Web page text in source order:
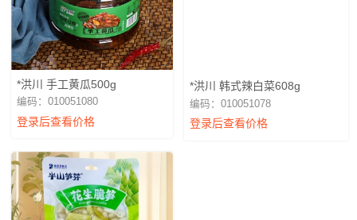
*洪川 手工黄瓜500g
编码：010051080
登录后查看价格
*洪川 韩式辣白菜608g
编码：010051078
登录后查看价格